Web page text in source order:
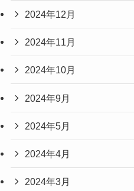
2024年12月
2024年11月
2024年10月
2024年9月
2024年5月
2024年4月
2024年3月